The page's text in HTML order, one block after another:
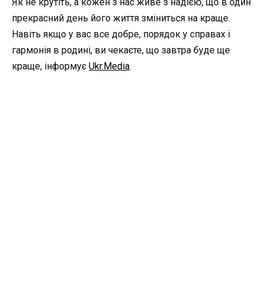
прекрасний день його життя зміниться на краще.
Навіть якщо у вас все добре, порядок у справах і
гармонія в родині, ви чекаєте, що завтра буде ще
краще, інформує Ukr.Media.